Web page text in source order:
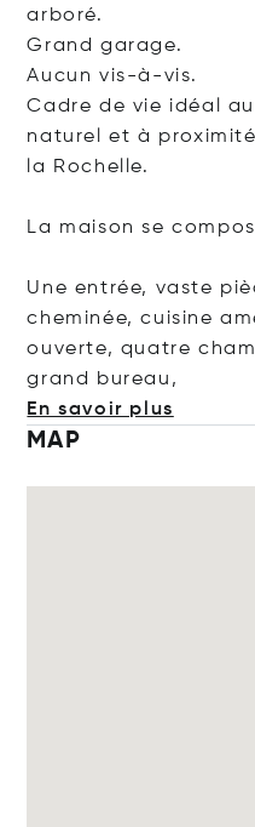
arboré.
Grand garage.
Aucun vis-à-vis.
Cadre de vie idéal
naturel et à
la Rochelle.
La maison se
Une entrée, vaste
cheminée, cuisine
ouverte, quatre
grand bureau,
En savoir plus
MAP